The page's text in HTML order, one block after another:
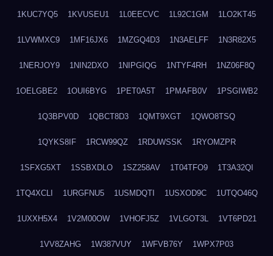
1KUC7YQ5 1KVUSEU1 1L0EECVC 1L92C1GM 1LO2KT45
1LVWMXC9 1MF16JX6 1MZGQ4D3 1N3AELFF 1N3R82X5
1NERJOY9 1NIN2DXO 1NIPGIQG 1NTYF4RH 1NZ06F8Q
1OELGBE2 1OUI6BYG 1PET0A5T 1PMAFB0V 1PSGIWB2
1Q3BPV0D 1QBCT8D3 1QMT9XGT 1QWO8TSQ
1QYKS8IF 1RCW99QZ 1RDUWSSK 1RYOMZPR
1SFXG5XT 1SSBXDLO 1SZ258AV 1T04TFO9 1T3A32QI
1TQ4XCLI 1URGFNU5 1USMDQTI 1USXOD9C 1UTQO46Q
1UXXH5X4 1V2M00OW 1VHOFJ5Z 1VLGOT3L 1VT6PD21
1VV8ZAHG 1W387VUY 1WFVB76Y 1WPX7P03